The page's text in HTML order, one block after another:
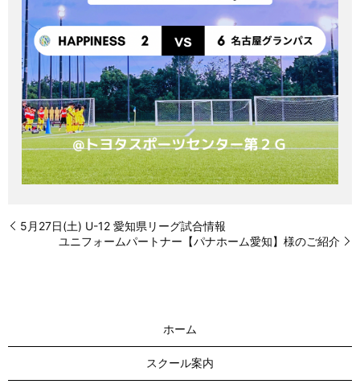
5月27日(土) U-12 愛知県リーグ試合情報
ユニフォームパートナー【パナホーム愛知】様のご紹介
ホーム
スクール案内